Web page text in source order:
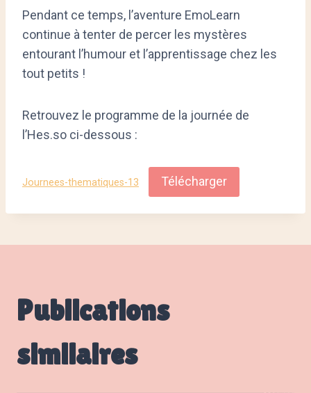
Pendant ce temps, l’aventure EmoLearn
continue à tenter de percer les mystères
entourant l’humour et l’apprentissage chez les
tout petits !
Retrouvez le programme de la journée de
l’Hes.so ci-dessous :
Journees-thematiques-13 Télécharger
Publications
similaires